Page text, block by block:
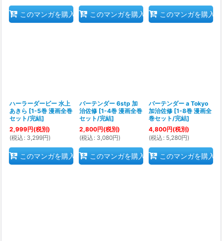
このマンガを購入 このマンガを購入 このマンガを購入
ハーラーダービー 水上
あきら [1-5巻 漫画全巻
セット/完結]
2,999円(税別)
(税込 : 3,299円)
このマンガを購入
バーテンダー 6stp 加
治佐修 [1-4巻 漫画全巻
セット/完結]
2,800円(税別)
(税込 : 3,080円)
このマンガを購入
バーテンダー a Tokyo
加治佐修 [1-8巻 漫画全
巻セット/完結]
4,800円(税別)
(税込 : 5,280円)
このマンガを購入